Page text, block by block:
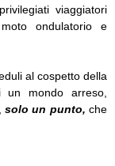
viaggiatori
ondulatorio e
al cospetto della
mondo arreso,
solo un punto, che